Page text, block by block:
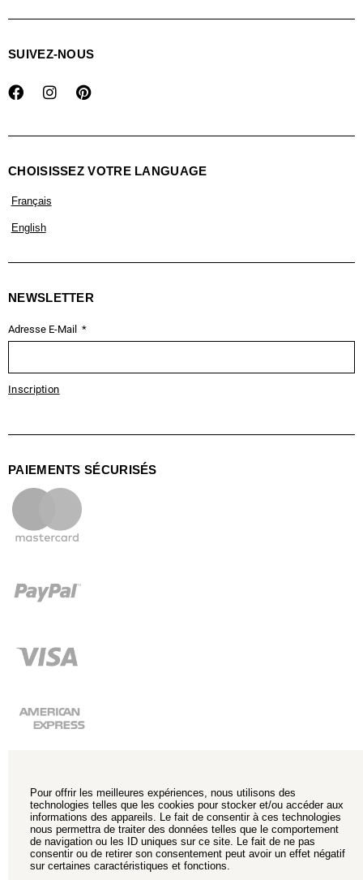
SUIVEZ-NOUS
CHOISISSEZ VOTRE LANGUAGE
Français
English
NEWSLETTER
Adresse E-Mail
Inscription
PAIEMENTS SÉCURISÉS
Pour offrir les meilleures expériences, nous utilisons des
technologies telles que les cookies pour stocker et/ou accéder aux
informations des appareils. Le fait de consentir à ces technologies
nous permettra de traiter des données telles que le comportement
de navigation ou les ID uniques sur ce site. Le fait de ne pas
consentir ou de retirer son consentement peut avoir un effet négatif
sur certaines caractéristiques et fonctions.